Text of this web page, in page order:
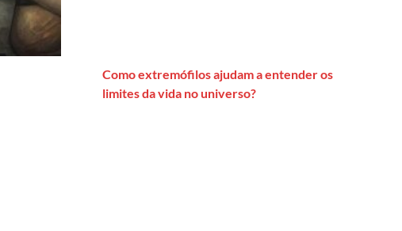
Como extremófilos ajudam a entender os
limites da vida no universo?